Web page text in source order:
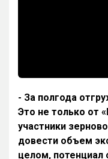
- За полгода
Это не только от
участники
довести объем
целом, потенциал